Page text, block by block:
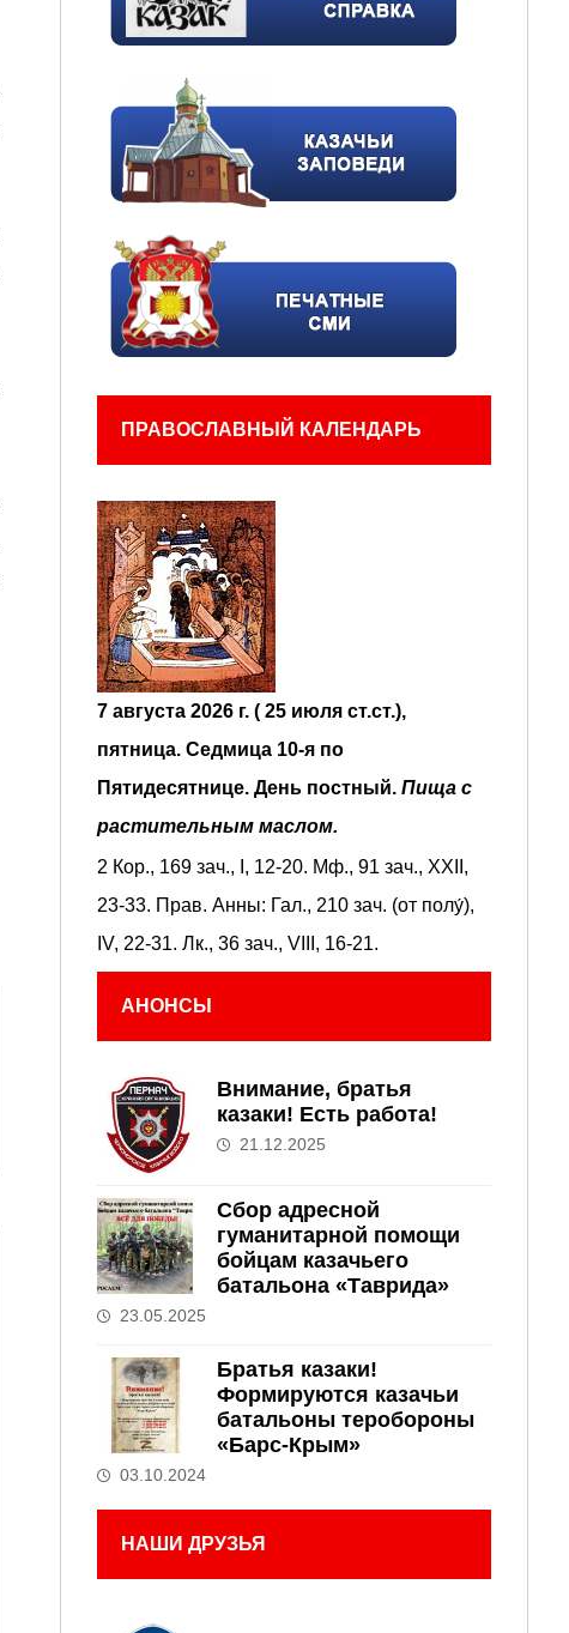
ПРАВОСЛАВНЫЙ КАЛЕНДАРЬ
7 августа 2026 г. ( 25 июля ст.ст.),
пятница. Седмица 10-я по
Пятидесятнице. День постный. Пища с
растительным маслом.
2 Кор., 169 зач., I, 12-20. Мф., 91 зач., XXII,
23-33. Прав. Анны: Гал., 210 зач. (от полу́),
IV, 22-31. Лк., 36 зач., VIII, 16-21.
АНОНСЫ
Внимание, братья
казаки! Есть работа!
21.12.2025
Сбор адресной
гуманитарной помощи
бойцам казачьего
батальона «Таврида»
23.05.2025
Братья казаки!
Формируются казачьи
батальоны теробороны
«Барс-Крым»
03.10.2024
НАШИ ДРУЗЬЯ